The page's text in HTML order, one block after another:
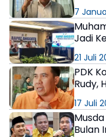
7
Jadi
21 Juli
PDK
Rudy,
17 Juli
Bulan